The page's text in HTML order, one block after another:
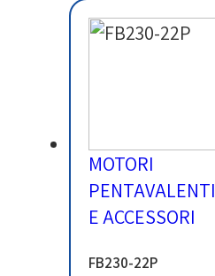
FB230-22P
MOTORI
PENTAVALENTI
E ACCESSORI